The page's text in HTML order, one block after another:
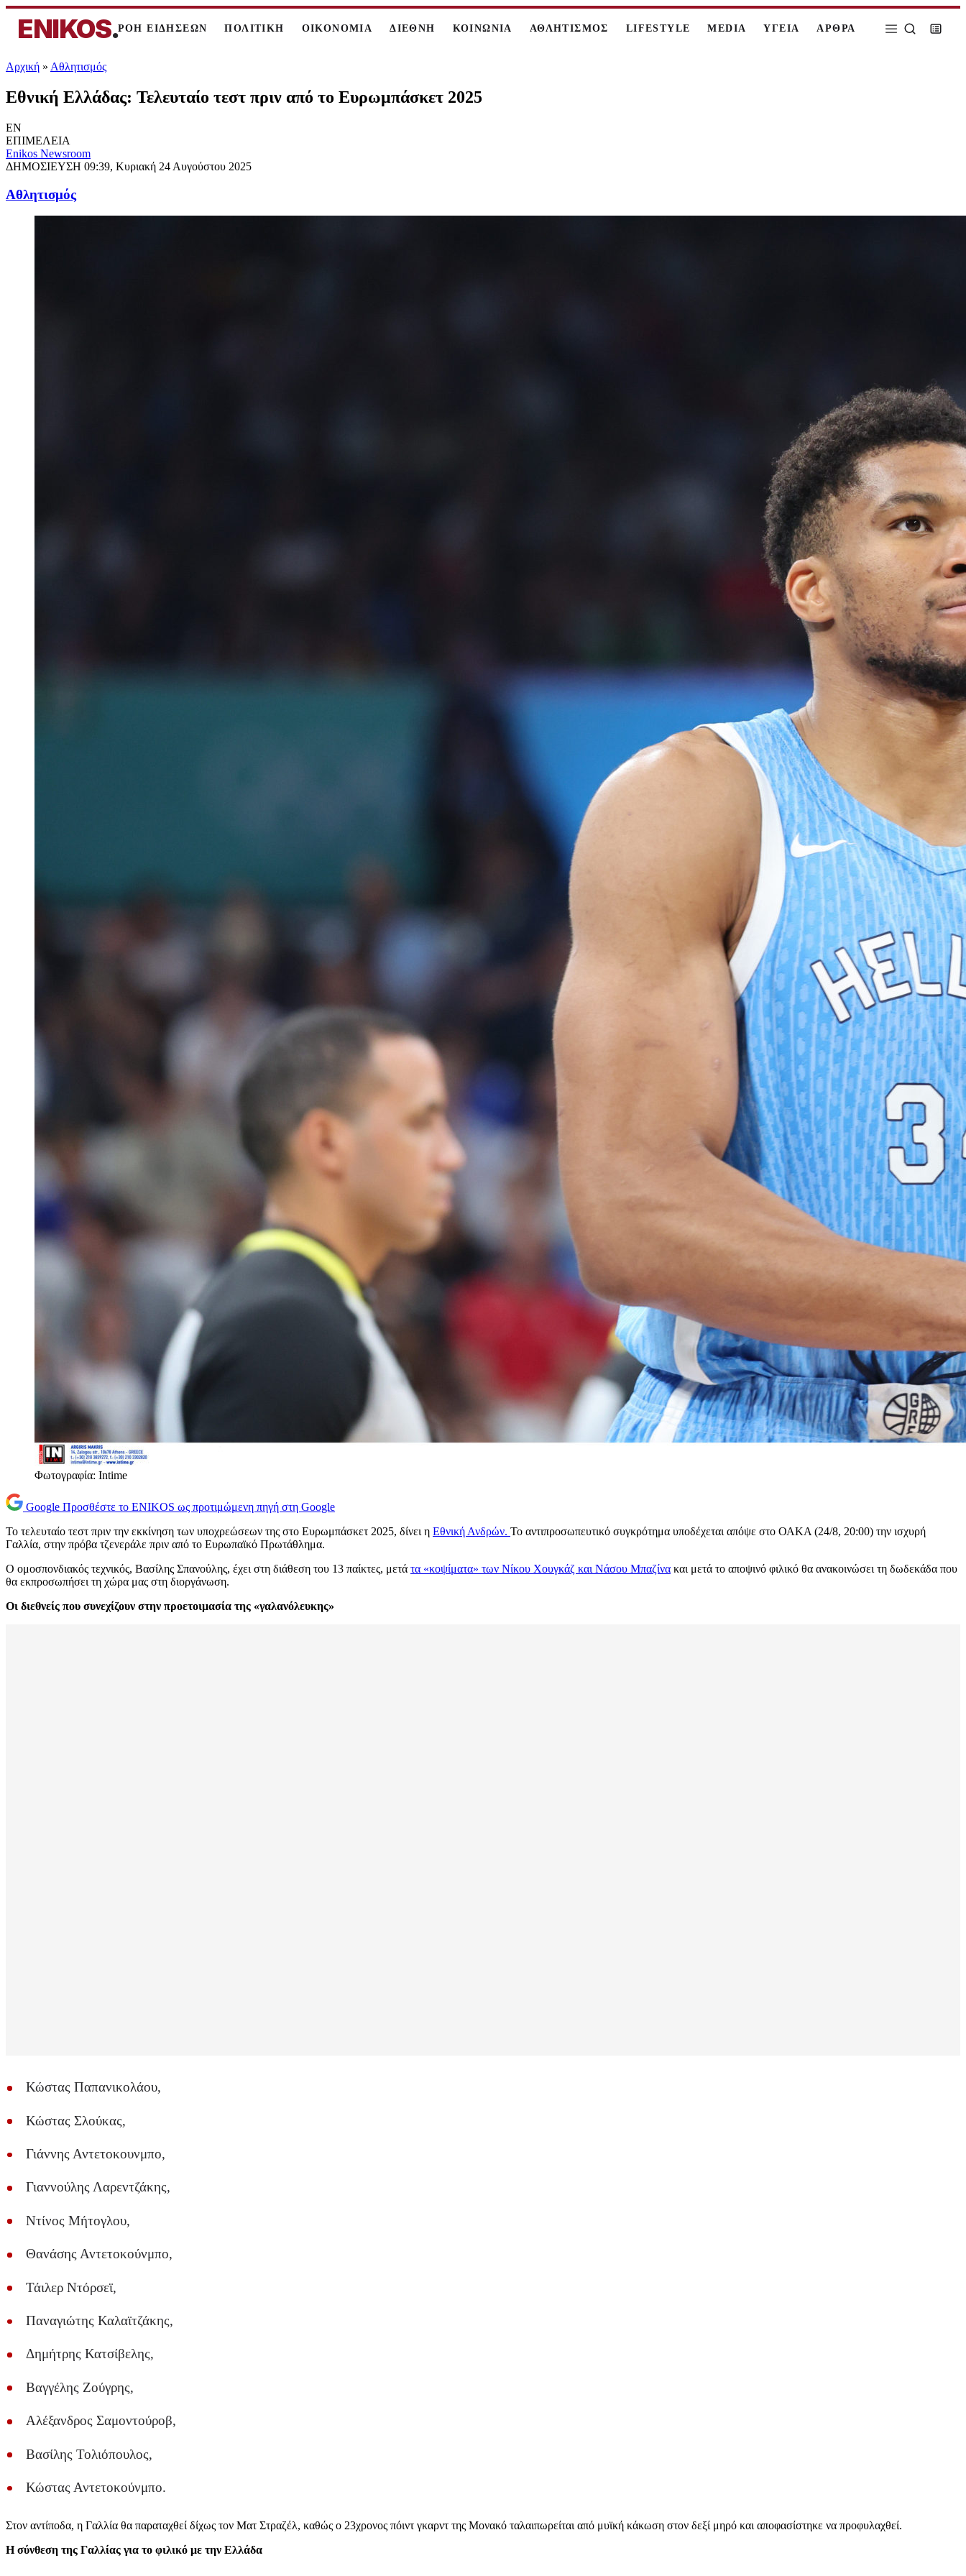
ENIKOS.ΡΟΗ ΕΙΔΗΣΕΩΝ ΠΟΛΙΤΙΚΗ ΟΙΚΟΝΟΜΙΑ ΔΙΕΘΝΗ ΚΟΙΝΩΝΙΑ ΑΘΛΗΤΙΣΜΟΣ LIFESTYLE MEDIA ΥΓΕΙΑ ΑΡΘΡΑ
Αρχική » Αθλητισμός
Εθνική Ελλάδας: Τελευταίο τεστ πριν από το Ευρωμπάσκετ 2025
EN
ΕΠΙΜΕΛΕΙΑ
Enikos Newsroom
ΔΗΜΟΣΙΕΥΣΗ 09:39, Κυριακή 24 Αυγούστου 2025
Αθλητισμός
Φωτογραφία: Intime
Google Προσθέστε το ENIKOS ως προτιμώμενη πηγή στη Google
Το τελευταίο τεστ πριν την εκκίνηση των υποχρεώσεων της στο Ευρωμπάσκετ 2025, δίνει η Εθνική Ανδρών. Το αντιπροσωπευτικό συγκρότημα υποδέχεται απόψε στο ΟΑΚΑ (24/8, 20:00) την ισχυρή
Γαλλία, στην πρόβα τζενεράλε πριν από το Ευρωπαϊκό Πρωτάθλημα.
Ο ομοσπονδιακός τεχνικός, Βασίλης Σπανούλης, έχει στη διάθεση του 13 παίκτες, μετά τα «κοψίματα» των Νίκου Χουγκάζ και Νάσου Μπαζίνα και μετά το αποψινό φιλικό θα ανακοινώσει τη δωδεκάδα που
θα εκπροσωπήσει τη χώρα μας στη διοργάνωση.
Οι διεθνείς που συνεχίζουν στην προετοιμασία της «γαλανόλευκης»
Κώστας Παπανικολάου,
Κώστας Σλούκας,
Γιάννης Αντετοκουνμπο,
Γιαννούλης Λαρεντζάκης,
Ντίνος Μήτογλου,
Θανάσης Αντετοκούνμπο,
Τάιλερ Ντόρσεϊ,
Παναγιώτης Καλαϊτζάκης,
Δημήτρης Κατσίβελης,
Βαγγέλης Ζούγρης,
Αλέξανδρος Σαμοντούροβ,
Βασίλης Τολιόπουλος,
Κώστας Αντετοκούνμπο.
Στον αντίποδα, η Γαλλία θα παραταχθεί δίχως τον Ματ Στραζέλ, καθώς ο 23χρονος πόιντ γκαρντ της Μονακό ταλαιπωρείται από μυϊκή κάκωση στον δεξί μηρό και αποφασίστηκε να προφυλαχθεί.
Η σύνθεση της Γαλλίας για το φιλικό με την Ελλάδα